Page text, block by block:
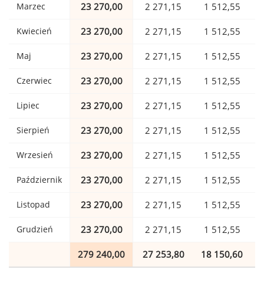
Marzec 23 270,00 2 271,15 1 512,55
Kwiecień 23 270,00 2 271,15 1 512,55
Maj 23 270,00 2 271,15 1 512,55
Czerwiec 23 270,00 2 271,15 1 512,55
Lipiec 23 270,00 2 271,15 1 512,55
Sierpień 23 270,00 2 271,15 1 512,55
Wrzesień 23 270,00 2 271,15 1 512,55
Październik 23 270,00 2 271,15 1 512,55
Listopad 23 270,00 2 271,15 1 512,55
Grudzień 23 270,00 2 271,15 1 512,55
279 240,00 27 253,80 18 150,60